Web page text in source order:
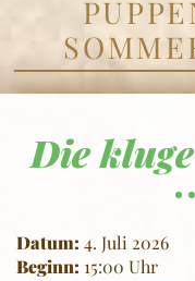
Die
Datum: 4. Juli 2026
Beginn: 15:00 Uhr